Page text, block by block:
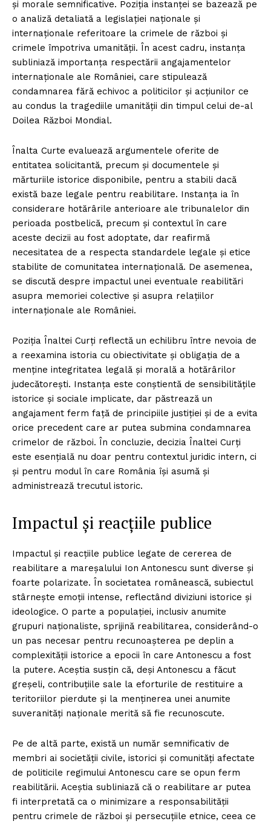
și morale semnificative. Poziția instanței se bazează pe
o analiză detaliată a legislației naționale și
internaționale referitoare la crimele de război și
crimele împotriva umanității. În acest cadru, instanța
subliniază importanța respectării angajamentelor
internaționale ale României, care stipulează
condamnarea fără echivoc a politicilor și acțiunilor ce
au condus la tragediile umanității din timpul celui de-al
Doilea Război Mondial.
Înalta Curte evaluează argumentele oferite de
entitatea solicitantă, precum și documentele și
mărturiile istorice disponibile, pentru a stabili dacă
există baze legale pentru reabilitare. Instanța ia în
considerare hotărârile anterioare ale tribunalelor din
perioada postbelică, precum și contextul în care
aceste decizii au fost adoptate, dar reafirmă
necesitatea de a respecta standardele legale și etice
stabilite de comunitatea internațională. De asemenea,
se discută despre impactul unei eventuale reabilitări
asupra memoriei colective și asupra relațiilor
internaționale ale României.
Poziția Înaltei Curți reflectă un echilibru între nevoia de
a reexamina istoria cu obiectivitate și obligația de a
menține integritatea legală și morală a hotărârilor
judecătorești. Instanța este conștientă de sensibilitățile
istorice și sociale implicate, dar păstrează un
angajament ferm față de principiile justiției și de a evita
orice precedent care ar putea submina condamnarea
crimelor de război. În concluzie, decizia Înaltei Curți
este esențială nu doar pentru contextul juridic intern, ci
și pentru modul în care România își asumă și
administrează trecutul istoric.
Impactul și reacțiile publice
Impactul și reacțiile publice legate de cererea de
reabilitare a mareșalului Ion Antonescu sunt diverse și
foarte polarizate. În societatea românească, subiectul
stârnește emoții intense, reflectând diviziuni istorice și
ideologice. O parte a populației, inclusiv anumite
grupuri naționaliste, sprijină reabilitarea, considerând-o
un pas necesar pentru recunoașterea pe deplin a
complexității istorice a epocii în care Antonescu a fost
la putere. Aceștia susțin că, deși Antonescu a făcut
greșeli, contribuțiile sale la eforturile de restituire a
teritoriilor pierdute și la menținerea unei anumite
suveranități naționale merită să fie recunoscute.
Pe de altă parte, există un număr semnificativ de
membri ai societății civile, istorici și comunități afectate
de politicile regimului Antonescu care se opun ferm
reabilitării. Aceștia subliniază că o reabilitare ar putea
fi interpretată ca o minimizare a responsabilității
pentru crimele de război și persecuțiile etnice, ceea ce